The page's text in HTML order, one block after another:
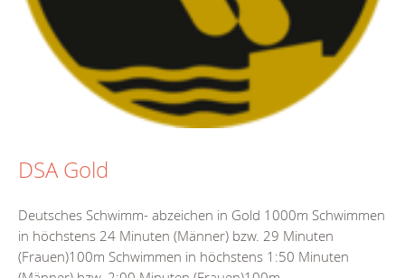
DSA Gold
Deutsches Schwimm- abzeichen in Gold 1000m Schwimmen
in höchstens 24 Minuten (Männer) bzw. 29 Minuten
(Frauen)100m Schwimmen in höchstens 1:50 Minuten